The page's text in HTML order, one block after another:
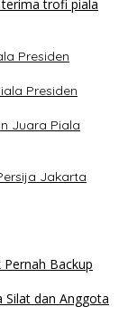
Presiden
Presiden
Juara Piala
Jakarta
Backup
Silat dan Anggota